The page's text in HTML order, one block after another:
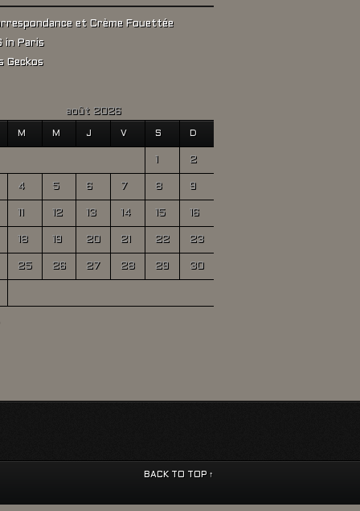
et Crème Fouettée
in Paris
Geckos
août 2026
M M J V S D
1 2
4 5 6 7 8 9
11 12 13 14 15 16
18 19 20 21 22 23
25 26 27 28 29 30
BACK TO TOP ↑